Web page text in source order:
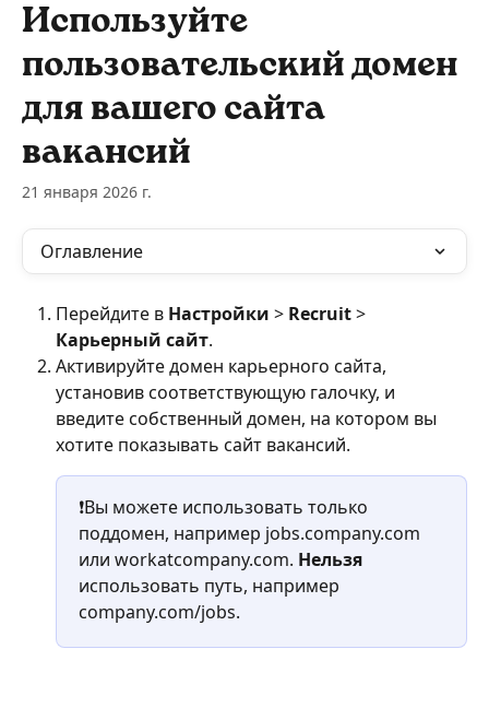
Используйте
пользовательский домен
для вашего сайта
вакансий
21 января 2026 г.
Оглавление
Перейдите в Настройки > Recruit >
Карьерный сайт.
Активируйте домен карьерного сайта,
установив соответствующую галочку, и
введите собственный домен, на котором вы
хотите показывать сайт вакансий.
❗Вы можете использовать только
поддомен, например jobs.company.com
или workatcompany.com. Нельзя
использовать путь, например
company.com/jobs.